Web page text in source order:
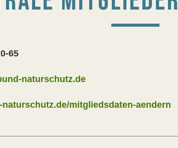
65
naturschutz.de
naturschutz.de/mitgliedsdaten-aendern